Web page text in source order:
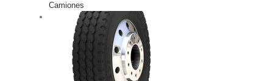
Camiones